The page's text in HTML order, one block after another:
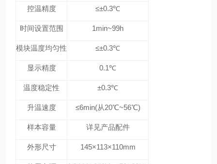
控温精度 ≤±0.3℃
时间设置范围 1min~99h
模块温度均匀性 ≤±0.3℃
显示精度 0.1℃
温度稳定性 ±0.3℃
升温速度 ≤6min(从20℃~56℃)
样本容量 详见产品配件
外形尺寸 145×113×110mm